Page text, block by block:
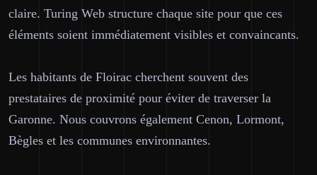
claire. Turing Web structure chaque site pour que ces
éléments soient immédiatement visibles et convaincants.
Les habitants de Floirac cherchent souvent des
prestataires de proximité pour éviter de traverser la
Garonne. Nous couvrons également Cenon, Lormont,
Bègles et les communes environnantes.